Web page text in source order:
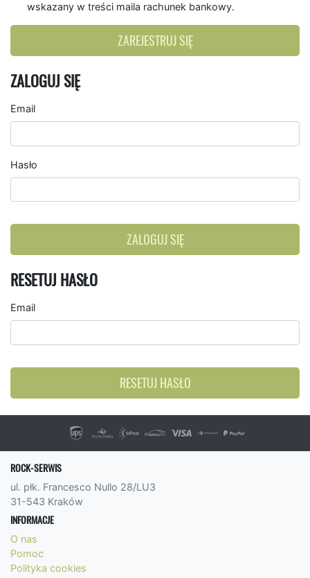
wskazany w treści maila rachunek bankowy.
ZAREJESTRUJ SIĘ
ZALOGUJ SIĘ
Email
Hasło
ZALOGUJ SIĘ
RESETUJ HASŁO
Email
RESETUJ HASŁO
ROCK-SERWIS
ul. płk. Francesco Nullo 28/LU3
31-543 Kraków
INFORMACJE
O nas
Pomoc
Polityka cookies